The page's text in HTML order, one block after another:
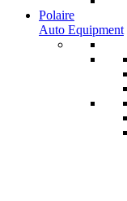
Polaire
Auto Equipment